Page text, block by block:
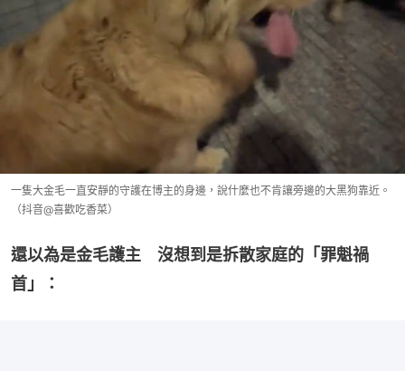
一隻大金毛一直安靜的守護在博主的身邊，說什麼也不肯讓旁邊的大黑狗靠近。
（抖音@喜歡吃香菜）
還以為是金毛護主　沒想到是拆散家庭的「罪魁禍
首」：